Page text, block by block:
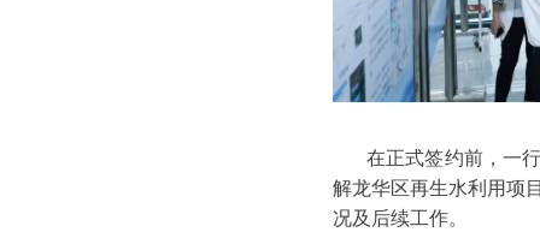
在正式签约前，一
解龙华区再生水利用项
况及后续工作。